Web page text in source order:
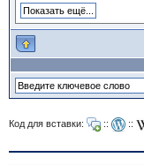
Код для вставки: :: ::